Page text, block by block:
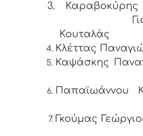
3.
Καραβοκύρης
Κλέττας
Καψάσκης
Παπαϊωάννου
Γκούμας